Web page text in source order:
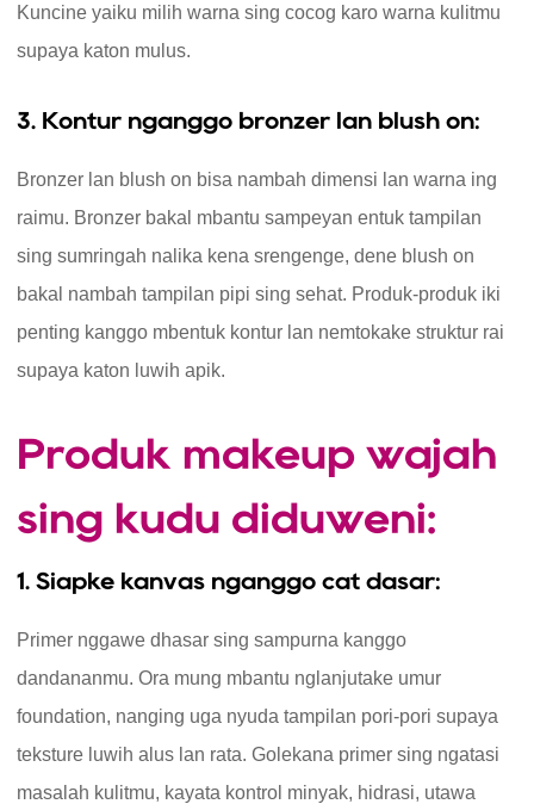
Kuncine yaiku milih warna sing cocog karo warna kulitmu
supaya katon mulus.
3. Kontur nganggo bronzer lan blush on:
Bronzer lan blush on bisa nambah dimensi lan warna ing
raimu. Bronzer bakal mbantu sampeyan entuk tampilan
sing sumringah nalika kena srengenge, dene blush on
bakal nambah tampilan pipi sing sehat. Produk-produk iki
penting kanggo mbentuk kontur lan nemtokake struktur rai
supaya katon luwih apik.
Produk makeup wajah
sing kudu diduweni:
1. Siapke kanvas nganggo cat dasar:
Primer nggawe dhasar sing sampurna kanggo
dandananmu. Ora mung mbantu nglanjutake umur
foundation, nanging uga nyuda tampilan pori-pori supaya
teksture luwih alus lan rata. Golekana primer sing ngatasi
masalah kulitmu, kayata kontrol minyak, hidrasi, utawa